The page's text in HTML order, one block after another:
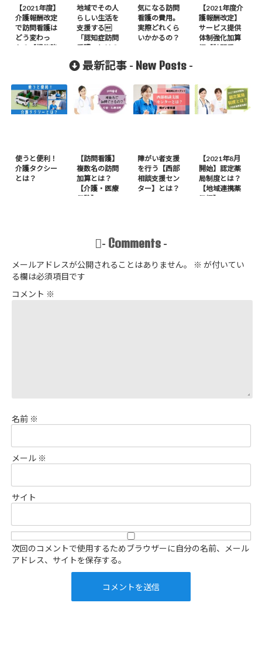
【2021年度】
介護報酬改定
で訪問看護は
どう変わっ
た？【機能強
地域でその人
らしい生活を
支援する
「認知症訪問
看護」とは？
気になる訪問
看護の費用。
実際どれくら
いかかるの？
【2021年度介
護報酬改定】
サービス提供
体制強化加算
編【訪問看
最新記事 - New Posts -
使うと便利！
介護タクシー
とは？
【訪問看護】
複数名の訪問
加算とは？
【介護・医療
保険】
障がい者支援
を行う【西部
相談支援セン
ター】とは？
【2021年8月
開始】認定薬
局制度とは？
【地域連携薬
局編】
- Comments -
メールアドレスが公開されることはありません。 ※ が付いてい
る欄は必須項目です
コメント ※
名前 ※
メール ※
サイト
次回のコメントで使用するためブラウザーに自分の名前、メール
アドレス、サイトを保存する。